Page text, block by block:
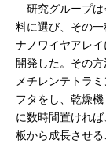
研究グループは
料に選び、その
ナノワイヤアレ
開発した。その
メチレンテトラ
フタをし、乾燥
に数時間置けれ
板から成長させる